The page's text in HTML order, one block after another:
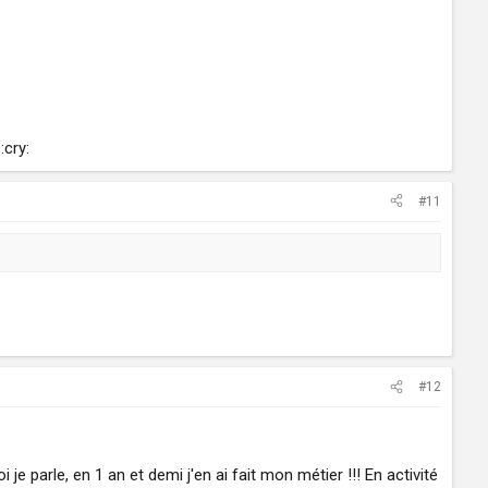
#11
#12
parle, en 1 an et demi j'en ai fait mon métier !!! En activité